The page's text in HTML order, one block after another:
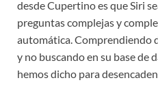
desde Cupertino es que Siri
preguntas complejas y
automática. Comprendiendo
y no buscando en su base de
hemos dicho para